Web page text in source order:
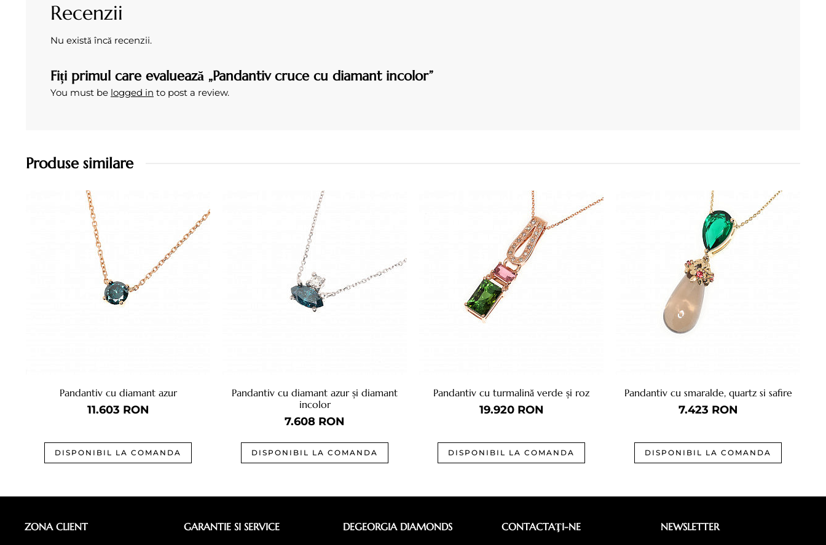
Recenzii
Nu există încă recenzii.
Fiți primul care evaluează „Pandantiv cruce cu diamant incolor”
You must be logged in to post a review.
Produse similare
Pandantiv cu diamant azur
11.603 RON
DISPONIBIL LA COMANDA
Pandantiv cu diamant azur și diamant
incolor
7.608 RON
DISPONIBIL LA COMANDA
Pandantiv cu turmalină verde și roz
19.920RON
DISPONIBIL LA COMANDA
Pandantiv cu smaralde, quartz si safire
7.423 RON
DISPONIBIL LA COMANDA
ZONA CLIENT GARANTIE SI SERVICE DEGEORGIA DIAMONDS CONTACTAŢI-NE NEWSLETTER